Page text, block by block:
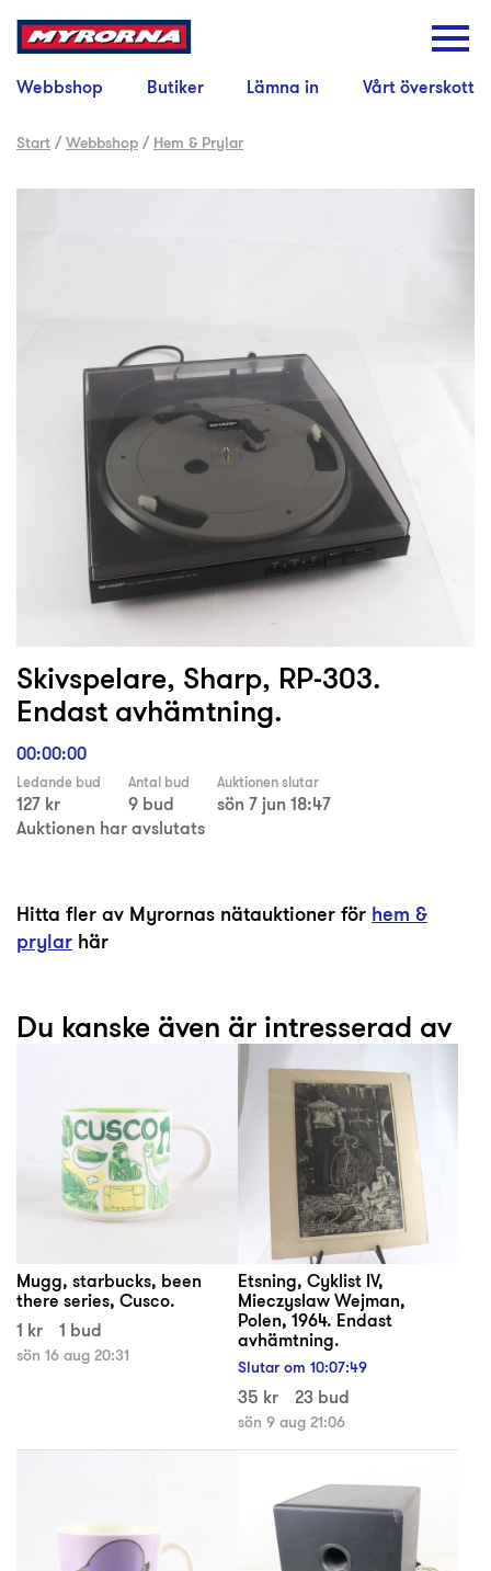
Webbshop Butiker Lämna in Vårt överskott
Start /Webbshop / Hem & Prylar
Skivspelare, Sharp, RP-303.
Endast avhämtning.
00:00:00
Ledande bud
127 kr
Antal bud
9 bud
Auktionen slutar
sön 7 jun 18:47
Auktionen har avslutats
Hitta fler av Myrornas nätauktioner för hem &
prylar här
Du kanske även är intresserad av
Mugg, starbucks, been
there series, Cusco.
1 kr
1 bud
sön 16 aug 20:31
Etsning, Cyklist IV,
Mieczyslaw Wejman,
Polen, 1964. Endast
avhämtning.
Slutar om 10:07:49
35 kr 23 bud
sön 9 aug 21:06